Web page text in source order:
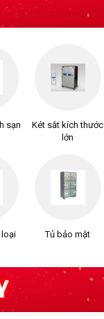
sạn
loại
Két sắt kích thước
lớn
Tủ bảo mật